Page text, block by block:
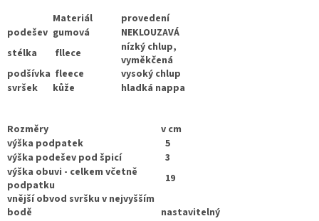
Materiál
provedení
podešev gumová
NEKLOUZAVÁ
stélka
fllece
nízký chlup,
vyměkčená
podšívka fleece
vysoký chlup
svršek
kůže hladká nappa
Rozměry
v cm
výška podpatek
5
výška podešev pod špicí
3
výška obuvi - celkem včetně
podpatku
19
vnější obvod svršku v nejvyšším
bodě
nastavitelný